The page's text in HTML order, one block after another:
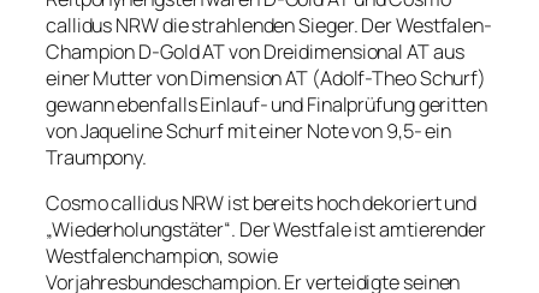
callidus NRWdie strahlenden Sieger. Der Westfalen-
Champion D-Gold AT von Dreidimensional AT aus
einer Mutter von Dimension AT (Adolf-Theo Schurf)
gewann ebenfalls Einlauf- und Finalprüfung geritten
von Jaqueline Schurf mit einer Note von 9,5- ein
Traumpony.
Cosmo callidus NRW ist bereits hoch dekoriert und
„Wiederholungstäter“. Der Westfale ist amtierender
Westfalenchampion, sowie
Vorjahresbundeschampion. Er verteidigte seinen